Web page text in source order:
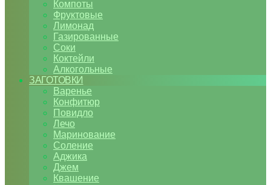
Компоты
Фруктовые
Лимонад
Газированные
Соки
Коктейли
Алкогольные
ЗАГОТОВКИ
Варенье
Конфитюр
Повидло
Лечо
Маринование
Соление
Аджика
Джем
Квашение